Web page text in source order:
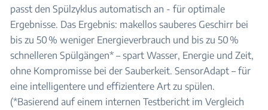
passt den Spülzyklus automatisch an - für optimale
Ergebnisse. Das Ergebnis: makellos sauberes Geschirr bei
bis zu 50 % weniger Energieverbrauch und bis zu 50 %
schnelleren Spülgängen* – spart Wasser, Energie und Zeit,
ohne Kompromisse bei der Sauberkeit. SensorAdapt – für
eine intelligentere und effizientere Art zu spülen.
(*Basierend auf einem internen Testbericht im Vergleich